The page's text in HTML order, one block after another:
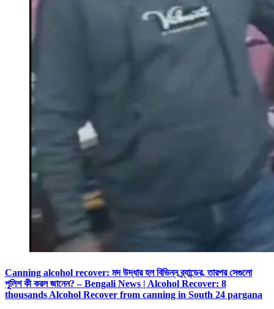
Canning alcohol recover: মদ উদ্ধার হল বিভিন্ন ব্র্যান্ডের, তারপর সেগুলো
পুলিশ কী করল জানেন? – Bengali News | Alcohol Recover: 8
thousands Alcohol Recover from canning in South 24 pargana